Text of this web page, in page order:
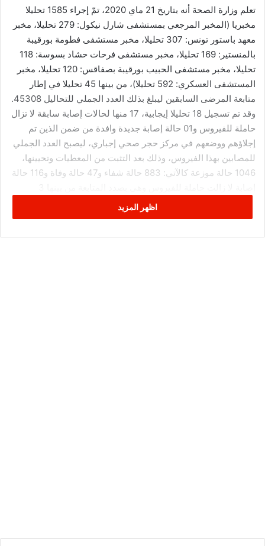
تعلم وزارة الصحة أنه بتاريخ 21 ماي 2020، تمّ إجراء 1585 تحليلا
مخبريا (المخبر المرجعي بمستشفى شارل نيكول: 279 تحليلا، مخبر
معهد باستور تونس: 307 تحليلا، مخبر مستشفى فطومة بورقيبة
بالمنستير: 169 تحليلا، مخبر مستشفى فرحات حشاد بسوسة: 118
تحليلا، مخبر مستشفى الحبيب بورقيبة بصفاقس: 120 تحليلا، مخبر
المستشفى العسكري: 592 تحليلا)، من بينها 45 تحليلا في إطار
متابعة المرضى السابقين ليبلغ بذلك العدد الجملي للتحاليل 45308.
وقد تم تسجيل 18 تحليلا إيجابية، 17 منها لحالات إصابة سابقة لا تزال
حاملة للفيروس و01 حالة إصابة جديدة وافدة من ضمن الذين تم
إجلاؤهم ووضعهم في مركز حجر صحي إجباري، ليصبح العدد الجملي
للمصابين بهذا الفيروس، وذلك بعد التثبت من المعطيات وتحيينها،
1046 حالة موزعة كالآتي: 883 حالة شفاء و47 حالة وفاة و116 حالة
مقيمين حاليا في المستشفيات.اظهر المزيد